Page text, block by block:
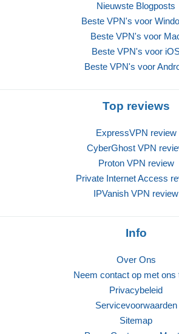
Nieuwste Blogposts
Beste VPN's voor
Beste VPN's voor
Beste VPN's voor
Beste VPN's voor
Top reviews
ExpressVPN review
CyberGhost VPN
Proton VPN review
Private Internet Access
IPVanish VPN review
Info
Over Ons
Neem contact op met ons
Privacybeleid
Servicevoorwaarden
Sitemap